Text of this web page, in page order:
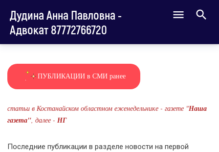
Дудина Анна Павловна -
Адвокат 87772766720
ПУБЛИКАЦИИ в СМИ ранее
статьи в Костанайском областном еженедельнике - газете "Наша
газета", далее - НГ
Последние публикации в разделе новости на первой